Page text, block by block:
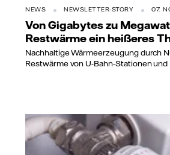
NEWS NEWSLETTER-STORY 07.
Von Gigabytes zu
Restwärme ein heißeres
Nachhaltige Wärmeerzeugung durch
Restwärme von U-Bahn-Stationen